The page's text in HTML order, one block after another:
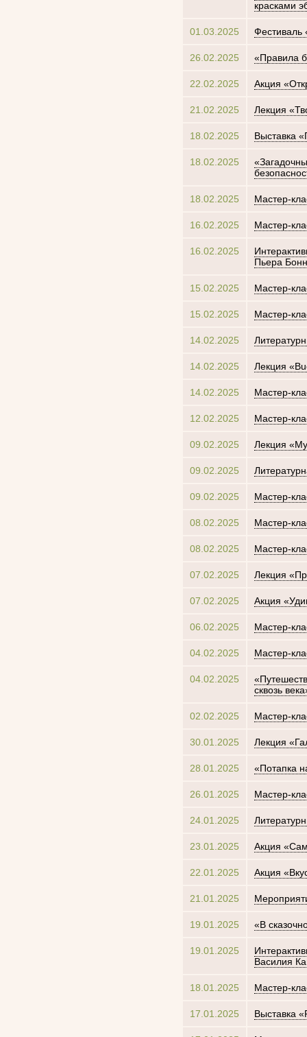
красками
01.03.2025
26.02.2025 «Правила
22.02.2025 Акция
21.02.2025 Лекция
18.02.2025 Выставка
18.02.2025
18.02.2025 Мастер-
16.02.2025 Мастер-
16.02.2025
Пьера
15.02.2025 Мастер-
15.02.2025 Мастер-
14.02.2025
14.02.2025 Лекция
14.02.2025 Мастер-
12.02.2025 Мастер-
09.02.2025 Лекция
09.02.2025
09.02.2025 Мастер-
08.02.2025 Мастер-
08.02.2025 Мастер-
07.02.2025 Лекция
07.02.2025 Акция
06.02.2025 Мастер-
04.02.2025 Мастер-
04.02.2025
сквозь
02.02.2025 Мастер-
30.01.2025 Лекция
28.01.2025 «Потапка
26.01.2025 Мастер-
24.01.2025
23.01.2025 Акция
22.01.2025 Акция
21.01.2025
19.01.2025 «В
19.01.2025
Василия
18.01.2025 Мастер-
17.01.2025 Выставка